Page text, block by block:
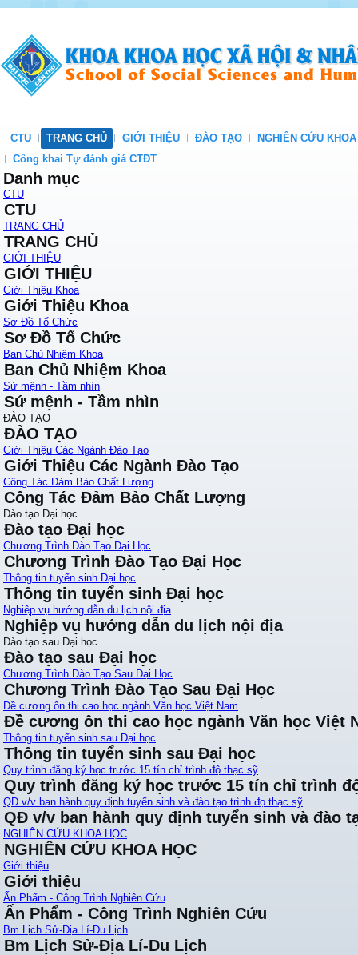
CTU TRANG CHỦ GIỚI THIỆU ĐÀO TẠO
NGHIÊN CỨU
Công khai Tự đánh giá CTĐT
Danh mục
CTU
CTU
TRANG CHỦ
TRANG CHỦ
GIỚI THIỆU
GIỚI THIỆU
Giới Thiệu Khoa
Giới Thiệu Khoa
Sơ Đồ Tổ Chức
Sơ Đồ Tổ Chức
Ban Chủ Nhiệm Khoa
Ban Chủ Nhiệm Khoa
Sứ mệnh - Tầm nhìn
Sứ mệnh - Tầm nhìn
ĐÀO TẠO
ĐÀO TẠO
Giới Thiệu Các Ngành Đào Tạo
Giới Thiệu Các Ngành Đào Tạo
Công Tác Đảm Bảo Chất Lượng
Công Tác Đảm Bảo Chất Lượng
Đào tạo Đại học
Đào tạo Đại học
Chương Trình Đào Tạo Đại Học
Chương Trình Đào Tạo Đại Học
Thông tin tuyển sinh Đại học
Thông tin tuyển sinh Đại học
Nghiệp vụ hướng dẫn du lịch nội địa
Nghiệp vụ hướng dẫn du lịch nội địa
Đào tạo sau Đại học
Đào tạo sau Đại học
Chương Trình Đào Tạo Sau Đại Học
Chương Trình Đào Tạo Sau Đại Học
Đề cương ôn thi cao học ngành Văn học Việt Nam
Đề cương ôn thi cao học ngành Văn học Việt
Thông tin tuyển sinh sau Đại học
Thông tin tuyển sinh sau Đại học
Quy trình đăng ký học trước 15 tín chỉ trình độ thạc sỹ
Quy trình đăng ký học trước 15 tín chỉ trình
QĐ v/v ban hành quy định tuyển sinh và đào tạo trình đọ thạc sỹ
QĐ v/v ban hành quy định tuyển sinh và đào
NGHIÊN CỨU KHOA HỌC
NGHIÊN CỨU KHOA HỌC
Giới thiệu
Giới thiệu
Ấn Phẩm - Công Trình Nghiên Cứu
Ấn Phẩm - Công Trình Nghiên Cứu
Bm Lịch Sử-Địa Lí-Du Lịch
Bm Lịch Sử-Địa Lí-Du Lịch